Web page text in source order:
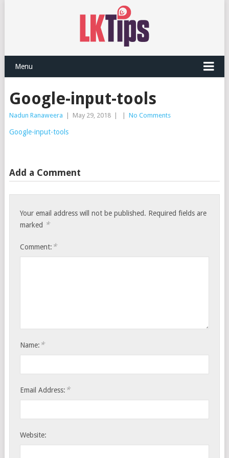
Menu
Google-input-tools
Nadun Ranaweera May 29, 2018 No Comments
Google-input-tools
Add a Comment
Your email address will not be published. Required fields are
marked *
Comment: *
Name: *
Email Address: *
Website: